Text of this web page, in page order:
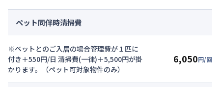
ペット同伴時清掃費
※ペットとのご入居の場合管理費が１匹に
付き＋550円/日 清掃費(一律)＋5,500円が掛
かります。（ペット可対象物件のみ）
6,050円/回